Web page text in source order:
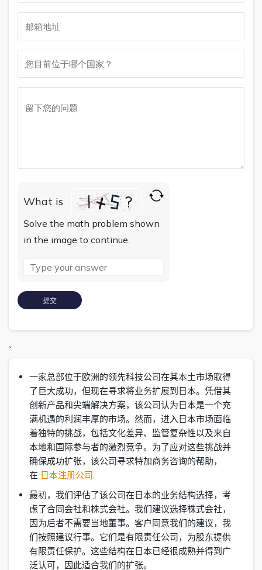
What is
Solve the math problem shown
in the image to continue.
`
一家总部位于欧洲的领先科技公司在其本土市场取得
了巨大成功，但现在寻求将业务扩展到日本。凭借其
创新产品和尖端解决方案，该公司认为日本是一个充
满机遇的利润丰厚的市场。然而，进入日本市场面临
着独特的挑战，包括文化差异、监管复杂性以及来自
本地和国际参与者的激烈竞争。为了应对这些挑战并
确保成功扩张，该公司寻求特加商务咨询的帮助，
在 日本注册公司.
最初，我们评估了该公司在日本的业务结构选择，考
虑了合同会社和株式会社。我们建议选择株式会社，
因为后者不需要当地董事。客户同意我们的建议，我
们按照建议行事。它们是有限责任公司，为股东提供
有限责任保护。这些结构在日本已经很成熟并得到广
泛认可，因此适合我们的扩张。